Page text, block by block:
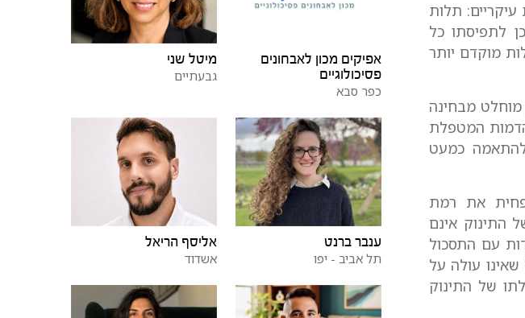
תלות
לתפיסתו כל
מוקדם יותר
מוחלט מבחינה
המטפלת
להתאמה כמעט
את רמת
התינוק אינם
עם התסכול
עולה על
של התינוק
אפיקים מכון לאבחונים
פסיכולוגיים
כפר סבא
מיטל שני
גבעתיים
ענבר ברנט
תל אביב - יפו
אליסף הריאל
אשדוד